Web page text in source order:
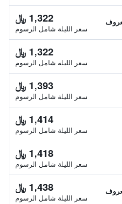
1,322 ﷼
سعر الليلة شامل الرسوم
1,322 ﷼
سعر الليلة شامل الرسوم
1,393 ﷼
سعر الليلة شامل الرسوم
1,414 ﷼
سعر الليلة شامل الرسوم
1,418 ﷼
سعر الليلة شامل الرسوم
1,438 ﷼
سعر الليلة شامل الرسوم